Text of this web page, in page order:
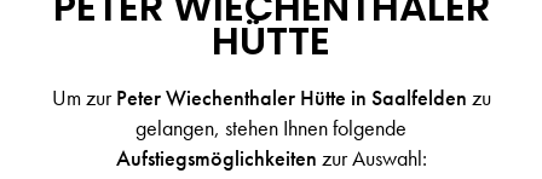
HÜTTE
Um zurPeter Wiechenthaler Hütte in Saalfelden zu
gelangen, stehen Ihnen folgende
Aufstiegsmöglichkeiten zur Auswahl: